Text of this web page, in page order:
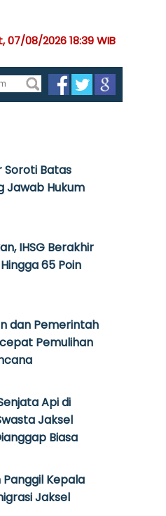
07/08/2026 18:39 WIB
Soroti Batas
Jawab Hukum
IHSG Berakhir
65 Poin
dan Pemerintah
Pemulihan
Api di
Jaksel
Biasa
Panggil Kepala
Jaksel